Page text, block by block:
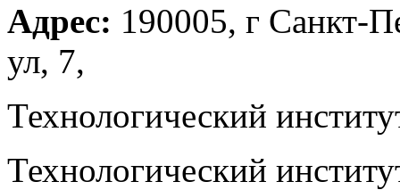
Адрес: 190005, г Санкт-
ул, 7,
Технологический
Технологический